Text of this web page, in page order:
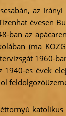
az
évesen
ban az
(ma
1960-
1940-es évek